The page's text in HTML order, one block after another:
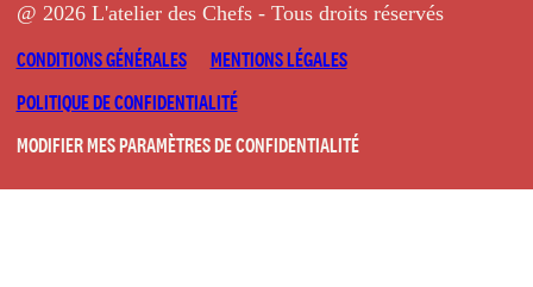
@ 2026 L'atelier des Chefs - Tous droits réservés
CONDITIONS GÉNÉRALES
MENTIONS LÉGALES
POLITIQUE DE CONFIDENTIALITÉ
MODIFIER MES PARAMÈTRES DE CONFIDENTIALITÉ